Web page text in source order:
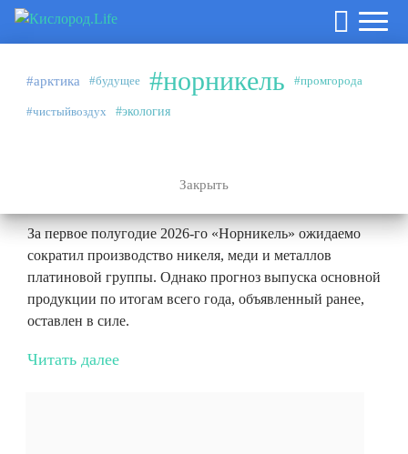
#арктика #будущее #норникель #промгорода
#чистыйвоздух #экология
Закрыть
Аналитика
27.07.2026
За первое полугодие 2026-го «Норникель» ожидаемо
сократил производство никеля, меди и металлов
платиновой группы. Однако прогноз выпуска основной
продукции по итогам всего года, объявленный ранее,
оставлен в силе.
Читать далее